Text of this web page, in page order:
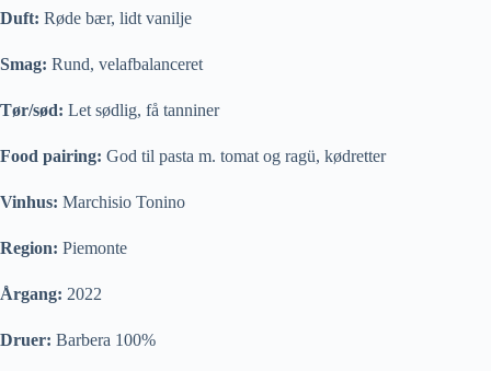
Duft: Røde bær, lidt vanilje
Smag: Rund, velafbalanceret
Tør/sød: Let sødlig, få tanniner
Food pairing: God til pasta m. tomat og ragü, kødretter
Vinhus: Marchisio Tonino
Region: Piemonte
Årgang: 2022
Druer: Barbera 100%